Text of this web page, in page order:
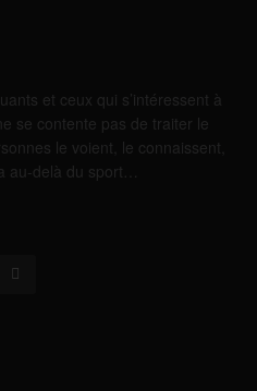
et ceux qui s’intéressent à
se contente pas de traiter le
le voient, le connaissent,
au-delà du sport…